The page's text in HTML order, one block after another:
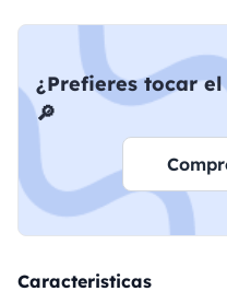
¿Prefieres tocar
🔎
Caracteristicas